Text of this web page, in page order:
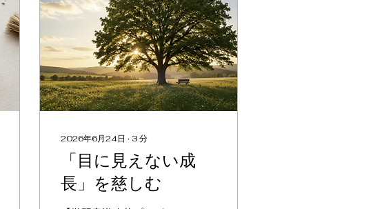
2026年6月24日 ∙ 3分
「目に見えない成
長」を慈しむ